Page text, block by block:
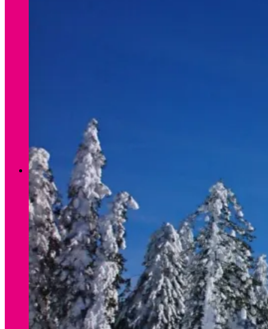
Verleih Winter
WINTER
Preisliste Verleih